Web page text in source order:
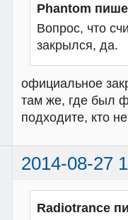
Phantom
Вопрос, что
закрылся, да.
официальное
там же, где был
подходите, кто
2014-08-27
Radiotrance